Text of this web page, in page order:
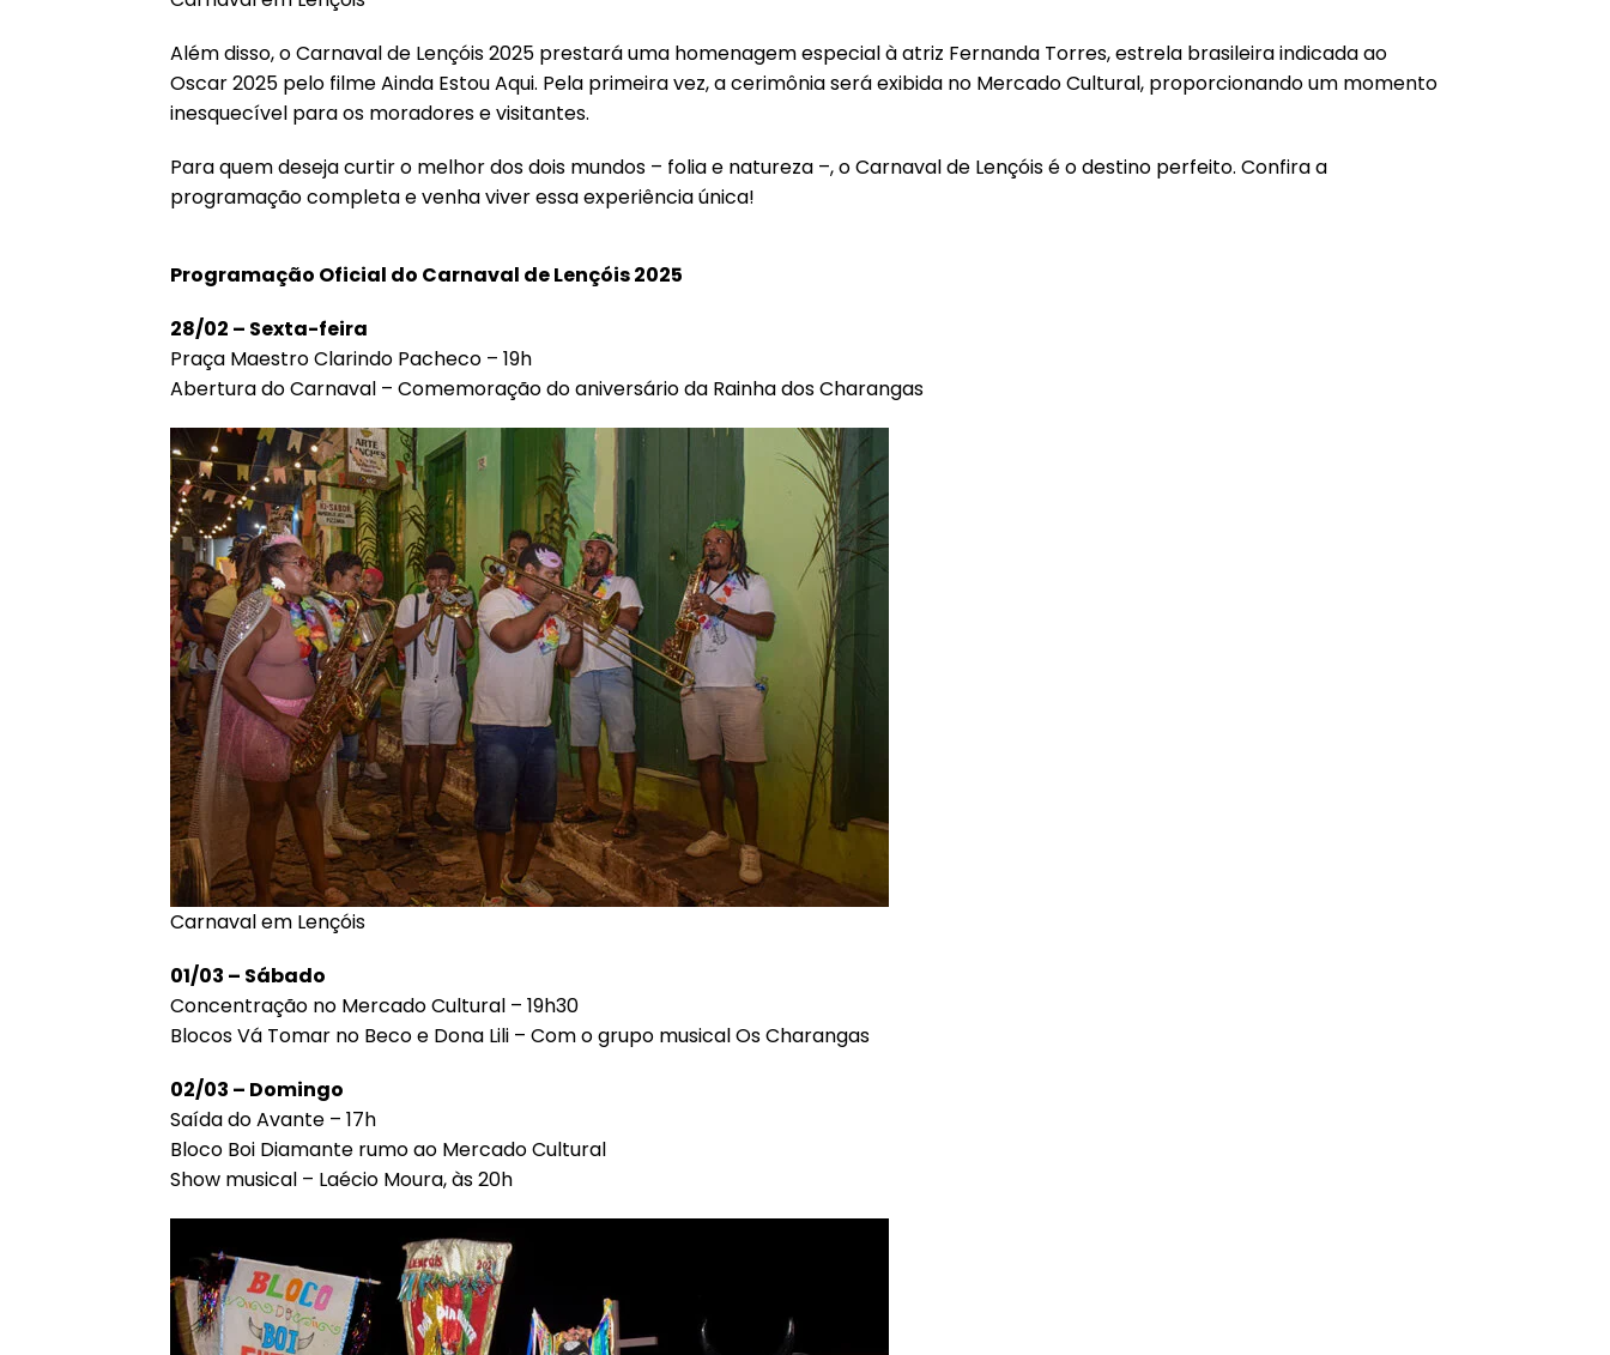
Além disso, o Carnaval de Lençóis 2025 prestará uma homenagem especial à atriz Fernanda Torres, estrela brasileira indicada ao
Oscar 2025 pelo filme Ainda Estou Aqui. Pela primeira vez, a cerimônia será exibida no Mercado Cultural, proporcionando um momento
inesquecível para os moradores e visitantes.
Para quem deseja curtir o melhor dos dois mundos – folia e natureza –, o Carnaval de Lençóis é o destino perfeito. Confira a
programação completa e venha viver essa experiência única!
Programação Oficial do Carnaval de Lençóis 2025
28/02 – Sexta-feira
Praça Maestro Clarindo Pacheco – 19h
Abertura do Carnaval – Comemoração do aniversário da Rainha dos Charangas
Carnaval em Lençóis
01/03 – Sábado
Concentração no Mercado Cultural – 19h30
Blocos Vá Tomar no Beco e Dona Lili – Com o grupo musical Os Charangas
02/03 – Domingo
Saída do Avante – 17h
Bloco Boi Diamante rumo ao Mercado Cultural
Show musical – Laécio Moura, às 20h